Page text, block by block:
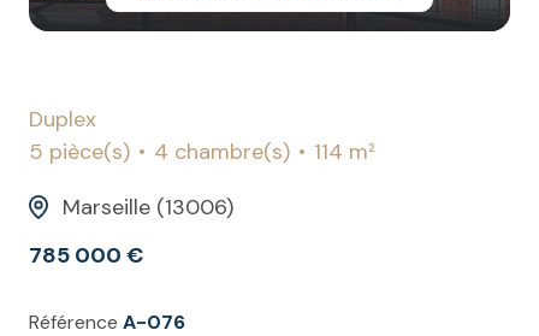
Duplex
5 pièce(s)
4 chambre(s)
114 m²
Marseille (13006)
785 000 €
Référence A-076